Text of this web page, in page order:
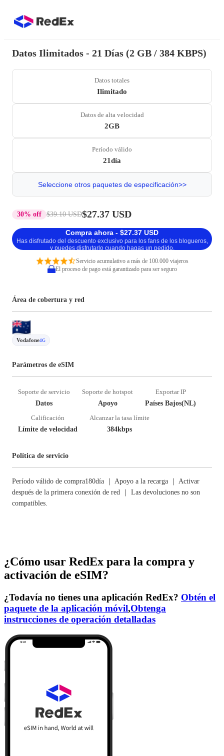
Datos Ilimitados - 21 Días (2 GB / 384 KBPS)
Datos totales
Ilimitado
Datos de alta velocidad
2GB
Período válido
21día
Seleccione otros paquetes de especificación>>
30% off $39.10 USD$27.37 USD
Compra ahora - $27.37 USD
Has disfrutado del descuento exclusivo para los fans de los blogueros,
y puedes disfrutarlo cuando hagas un pedido.
Servicio acumulativo a más de 100.000 viajeros
El proceso de pago está garantizado para ser seguro
Área de cobertura y red
Vodafone4G
Parámetros de eSIM
Soporte de servicio
Datos
Soporte de hotspot
Apoyo
Exportar IP
Países Bajos(NL)
Calificación
Límite de velocidad
Alcanzar la tasa límite
384kbps
Política de servicio
Período válido de compra180día ｜ Apoyo a la recarga ｜ Activar
después de la primera conexión de red ｜ Las devoluciones no son
compatibles.
¿Cómo usar RedEx para la compra y
activación de eSIM?
¿Todavía no tienes una aplicación RedEx? Obtén el
paquete de la aplicación móvil,Obtenga
instrucciones de operación detalladas